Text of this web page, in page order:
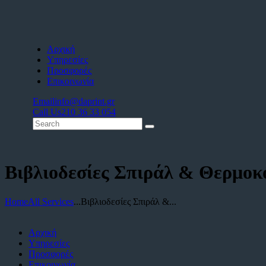
Αρχική
Υπηρεσίες
Προσφορές
Επικοινωνία
Emailinfo@daprint.gr
Call Us210 36 33 054
Βιβλιοδεσίες Σπιράλ &
HomeAll Services...Βιβλιοδεσίες Σπιράλ &...
Αρχική
Υπηρεσίες
Προσφορές